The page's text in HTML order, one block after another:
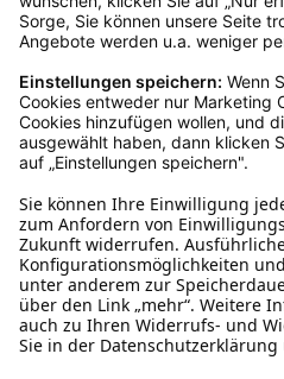
Kundenservice
Mo – Fr 9 – 17 Uhr, Sa 9 –
Ruf uns an
04942-60 64 080
Schreibe uns
verkauf@schecker.de
WhatsApp Support